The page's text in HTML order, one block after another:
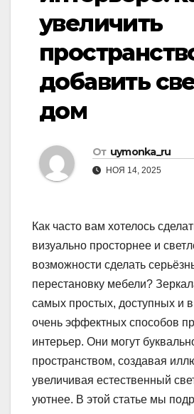
увеличить
добавить
дом
От uymonka_ru
НОЯ 14, 2025
Как часто вам хотелось
визуально просторнее и
возможности сделать
перестановку мебели?
самых простых, доступных и
очень эффектных способов
интерьер. Они могут
пространством, создавая
увеличивая естественный
уютнее. В этой статье мы